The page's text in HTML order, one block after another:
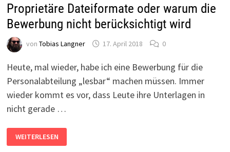
Proprietäre Dateiformate oder warum die
Bewerbung nicht berücksichtigt wird
von Tobias Langner 17. April 2018 0
Heute, mal wieder, habe ich eine Bewerbung für die
Personalabteilung „lesbar“ machen müssen. Immer
wieder kommt es vor, dass Leute ihre Unterlagen in
nicht gerade …
PROPRIETÄRE
DATEIFORMATE
ODER
WEITERLESEN